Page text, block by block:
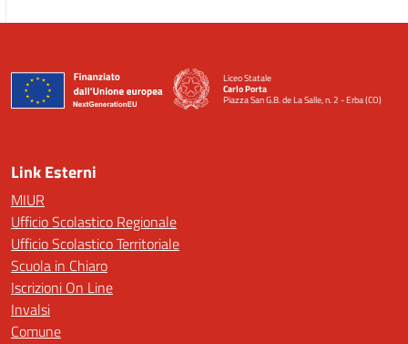
Liceo Statale
Carlo Porta
Piazza San G.B. de La Salle, n. 2 - Erba (CO)
Link Esterni
MIUR
Ufficio Scolastico Regionale
Ufficio Scolastico Territoriale
Scuola in Chiaro
Iscrizioni On Line
Invalsi
Comune